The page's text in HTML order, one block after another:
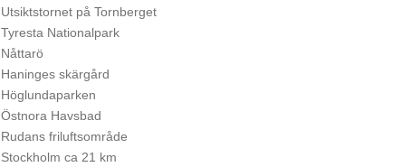
Utsiktstornet på Tornberget
Tyresta Nationalpark
Nåttarö
Haninges skärgård
Höglundaparken
Östnora Havsbad
Rudans friluftsområde
Stockholm ca 21 km